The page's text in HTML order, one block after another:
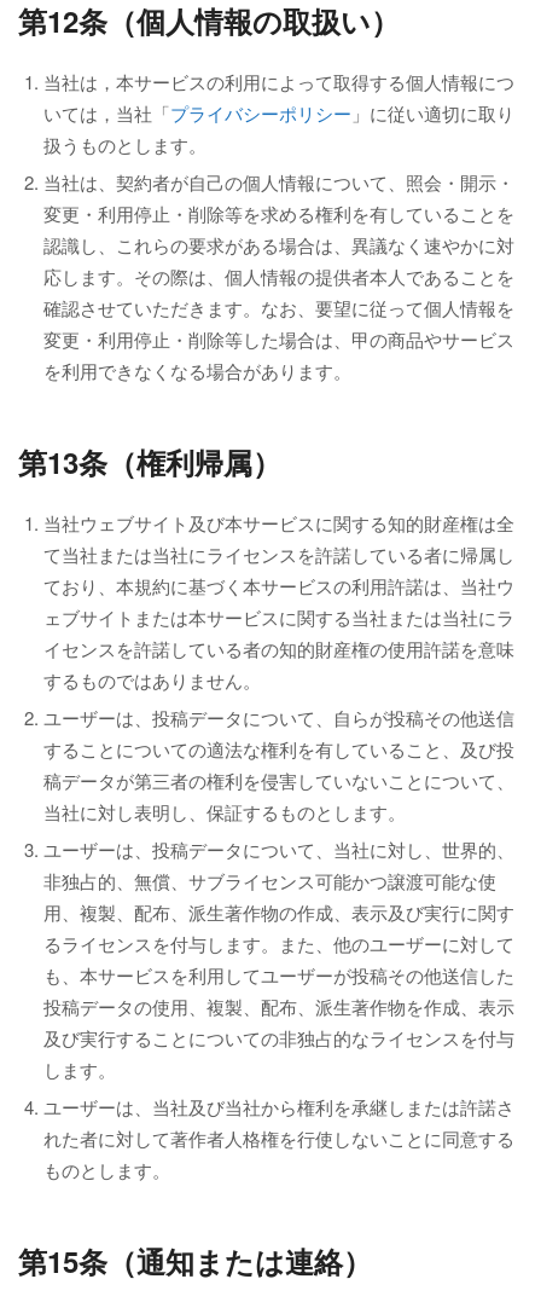
第12条（個人情報の取扱い）
当社は，本サービスの利用によって取得する個人情報につ
いては，当社「プライバシーポリシー 」に従い適切に取り
扱うものとします。
当社は、契約者が自己の個人情報について、照会・開示・
変更・利用停止・削除等を求める権利を有していることを
認識し、これらの要求がある場合は、異議なく速やかに対
応します。その際は、個人情報の提供者本人であることを
確認させていただきます。なお、要望に従って個人情報を
変更・利用停止・削除等した場合は、甲の商品やサービス
を利用できなくなる場合があります。
第13条（権利帰属）
当社ウェブサイト及び本サービスに関する知的財産権は全
て当社または当社にライセンスを許諾している者に帰属し
ており、本規約に基づく本サービスの利用許諾は、当社ウ
ェブサイトまたは本サービスに関する当社または当社にラ
イセンスを許諾している者の知的財産権の使用許諾を意味
するものではありません。
ユーザーは、投稿データについて、自らが投稿その他送信
することについての適法な権利を有していること、及び投
稿データが第三者の権利を侵害していないことについて、
当社に対し表明し、保証するものとします。
ユーザーは、投稿データについて、当社に対し、世界的、
非独占的、無償、サブライセンス可能かつ譲渡可能な使
用、複製、配布、派生著作物の作成、表示及び実行に関す
るライセンスを付与します。また、他のユーザーに対して
も、本サービスを利用してユーザーが投稿その他送信した
投稿データの使用、複製、配布、派生著作物を作成、表示
及び実行することについての非独占的なライセンスを付与
します。
ユーザーは、当社及び当社から権利を承継しまたは許諾さ
れた者に対して著作者人格権を行使しないことに同意する
ものとします。
第15条（通知または連絡）